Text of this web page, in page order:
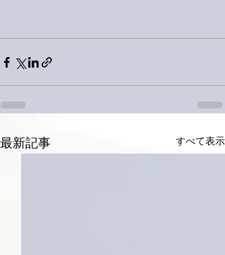
最新記事 すべて表示